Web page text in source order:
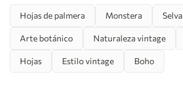
Hojas de palmera Monstera Selva
Arte botánico Naturaleza vintage
Hojas Estilo vintage Boho